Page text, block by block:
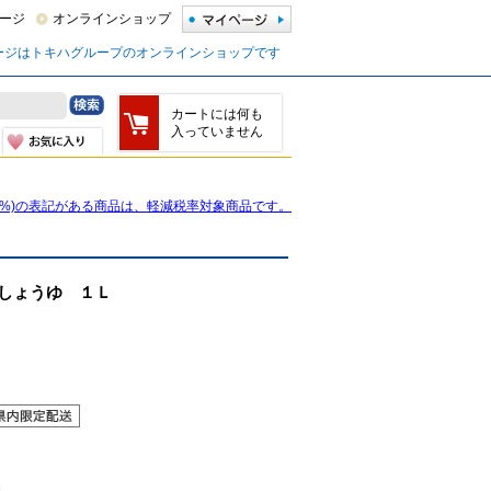
ジ オンラインショップ
ジはトキハグループのオンラインショップです
カートには何も
入っていません
の表記がある商品は、軽減税率対象商品です。
ょうゆ １Ｌ